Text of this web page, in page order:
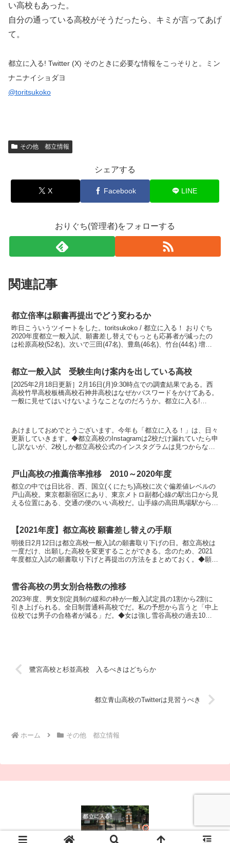
い高校もあった。
自分の通っている高校がそうだったら、キミが言ってあげ
て。
都立に入る! Twitter (X) そのときに必要な情報をこっそりと。ミン
ナニナイショダヨ
@toritsukoko
その他 都立情報
シェアする
X Facebook LINE
おりぐち(管理者)をフォローする
関連記事
都立倍率は願書再提出でどう変わるか
昨日こういうツイートをした。toritsukoko / 都立に入る！ おりぐち
2020年度都立一般入試、願書差し替えでもっとも応募者が減ったの
は松原高校(52名)。次いで三田(47名)、豊島(46名)、竹台(44名) 増え
都立一般入試 受験生向け案内を出している高校
[2025年2月18日更新］2月16日(月)9:30時点での調査結果である。西
高校竹早高校板橋高校石神井高校はなぜかパスワードをかけてある。
一般に見せてはいけないようなことなのだろうか。都立に入る!
あけましておめでとうございます。今年も「都立に入る！」は、日々
更新していきます。◆都立高校のInstagramは2校だけ漏れていたら申
し訳ないが、2校しか都立高校公式のインスタグラムは見つからなか
戸山高校の推薦倍率推移 2010～2020年度
都立の中では日比谷、西、国立(くにたち)高校に次ぐ偏差値レベルの
戸山高校。東京都新宿区にあり、東京メトロ副都心線の駅出口から見
える位置にある、交通の便のいい高校だ。山手線の高田馬場駅からも
【2021年度】都立高校 願書差し替えの手順
明後日2月12日は都立高校一般入試の願書取り下げの日。都立高校は
一度だけ、出願した高校を変更することができる。念のため、2021
年度都立入試の願書取り下げと再提出の方法をまとめておく。◆願書
雪谷高校の男女別合格数の推移
2023年度、男女別定員制の緩和の枠が一般入試定員の1割から2割に
引き上げられる。全日制普通科高校でだ。私の予想から言うと「中上
位校では男子の合格者が減る」だ。◆女は強し雪谷高校の過去10年
鷺宮高校と杉並高校 入るべきはどちらか
都立青山高校のTwitterは見習うべき
ホーム その他 都立情報